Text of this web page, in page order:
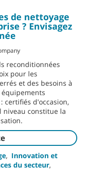
de nettoyage
? Envisagez
reconditionnées
pour les
et des besoins à
certifiés d'occasion,
niveau constitue la
, Innovation et
du secteur,